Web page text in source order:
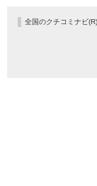
全国のクチコミナビ(R)